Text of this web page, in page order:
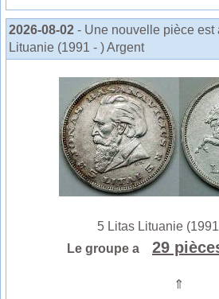
2026-08-02 - Une nouvelle pièce est
Lituanie (1991 - ) Argent
5 Litas Lituanie (1991
Le groupe a
29
⇑